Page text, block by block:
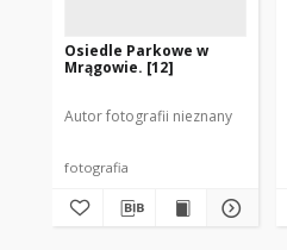
Osiedle Parkowe w
Mrągowie. [12]
Autor fotografii nieznany
fotografia